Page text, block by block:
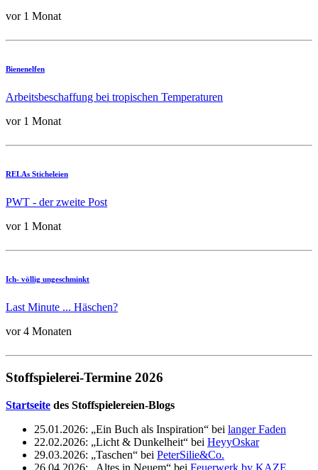
vor 1 Monat
Bienenelfen
Arbeitsbeschaffung bei tropischen Temperaturen
vor 1 Monat
RELAs Sticheleien
PWT - der zweite Post
vor 1 Monat
Ich- völlig ungeschminkt
Last Minute ... Häschen?
vor 4 Monaten
Stoffspielerei-Termine 2026
Startseite des Stoffspielereien-Blogs
25.01.2026: „Ein Buch als Inspiration“ bei langer Faden
22.02.2026: „Licht & Dunkelheit“ bei HeyyOskar
29.03.2026: „Taschen“ bei PeterSilie&Co.
26.04.2026: „Altes in Neuem“ bei Feuerwerk by KAZE